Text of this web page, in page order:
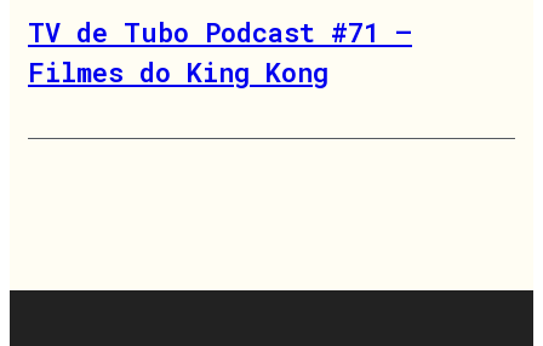
TV de Tubo Podcast #71 –
Filmes do King Kong